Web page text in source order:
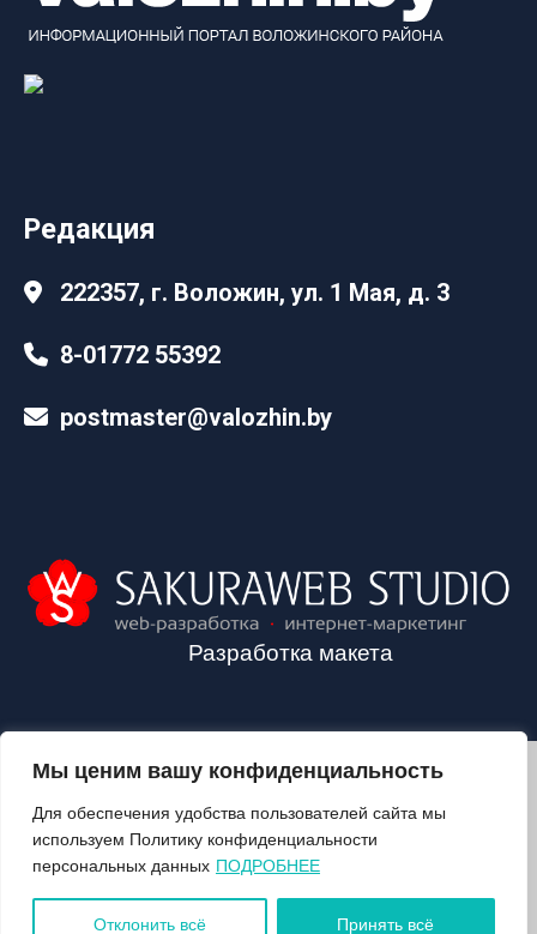
Мы ценим вашу конфиденциальность
Для обеспечения удобства пользователей сайта мы
используем Политику конфиденциальности
персональных данных ПОДРОБНЕЕ
Отклонить всё Принять всё
Редакция
222357, г. Воложин, ул. 1 Мая, д. 3
8-01772 55392
postmaster@valozhin.by
Разработка макета
2024©VALOZHIN.BY - НОВОСТИ ВОЛОЖИНСКОГО РАЙОНА
О ГАЗЕТЕ
ПОДПИСКА